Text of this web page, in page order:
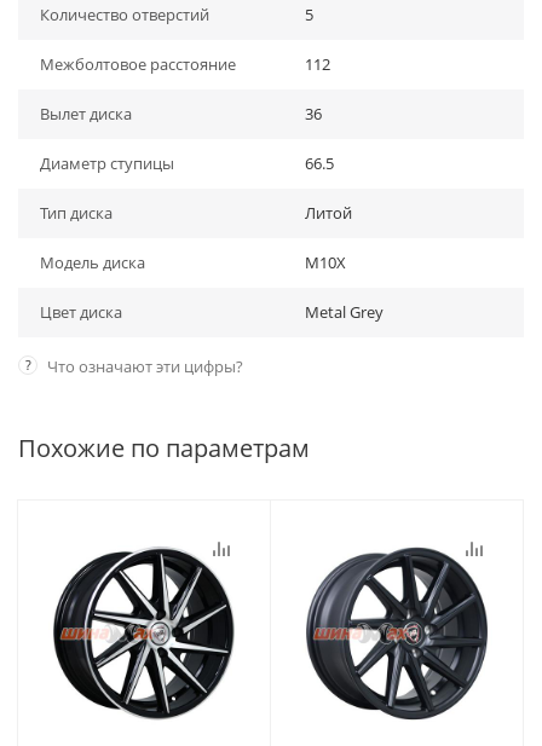
Количество отверстий 5
Межболтовое расстояние 112
Вылет диска 36
Диаметр ступицы 66.5
Тип диска Литой
Модель диска M10X
Цвет диска Metal Grey
? Что означают эти цифры?
Похожие по параметрам